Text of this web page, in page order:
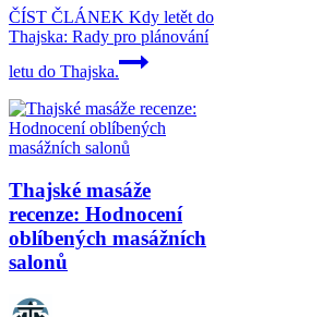
ČÍST ČLÁNEK Kdy letět do
Thajska: Rady pro plánování
letu do Thajska.
Thajské masáže
recenze: Hodnocení
oblíbených masážních
salonů